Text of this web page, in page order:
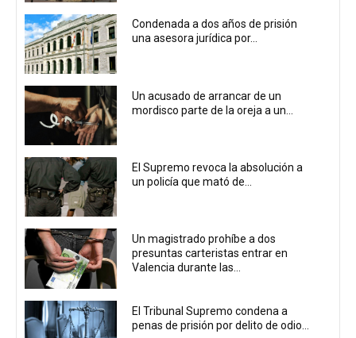
Condenada a dos años de prisión
una asesora jurídica por...
Un acusado de arrancar de un
mordisco parte de la oreja a un...
El Supremo revoca la absolución a
un policía que mató de...
Un magistrado prohíbe a dos
presuntas carteristas entrar en
Valencia durante las...
El Tribunal Supremo condena a
penas de prisión por delito de odio...